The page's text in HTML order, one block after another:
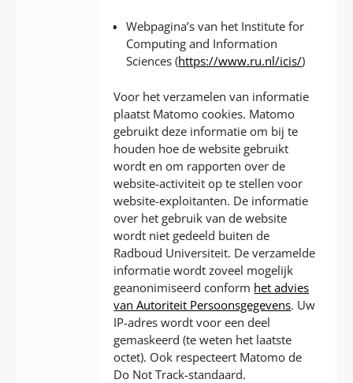
Webpagina’s van het Institute for
Computing and Information
Sciences (https://www.ru.nl/icis/)
Voor het verzamelen van informatie
plaatst Matomo cookies. Matomo
gebruikt deze informatie om bij te
houden hoe de website gebruikt
wordt en om rapporten over de
website-activiteit op te stellen voor
website-exploitanten. De informatie
over het gebruik van de website
wordt niet gedeeld buiten de
Radboud Universiteit. De verzamelde
informatie wordt zoveel mogelijk
geanonimiseerd conform het advies
van Autoriteit Persoonsgegevens. Uw
IP-adres wordt voor een deel
gemaskeerd (te weten het laatste
octet). Ook respecteert Matomo de
Do Not Track-standaard.